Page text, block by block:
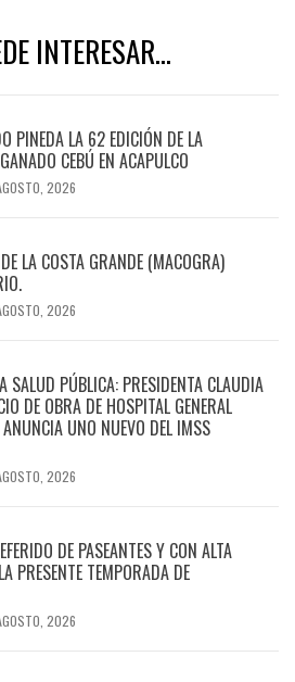
INTERESAR...
PINEDA LA 62 EDICIÓN DE LA
CEBÚ EN ACAPULCO
2026
LA COSTA GRANDE (MACOGRA)
2026
SALUD PÚBLICA: PRESIDENTA CLAUDIA
DE OBRA DE HOSPITAL GENERAL
UNO NUEVO DEL IMSS
2026
DE PASEANTES Y CON ALTA
PRESENTE TEMPORADA DE
2026